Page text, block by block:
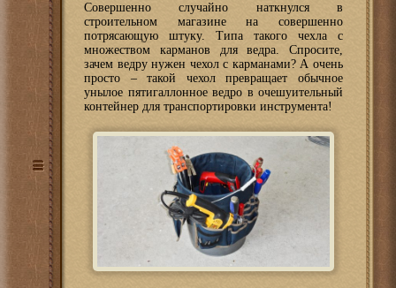
Совершенно случайно наткнулся в
строительном магазине на совершенно
потрясающую штуку. Типа такого чехла с
множеством карманов для ведра. Спросите,
зачем ведру нужен чехол с карманами? А очень
просто – такой чехол превращает обычное
унылое пятигаллонное ведро в очешуительный
контейнер для транспортировки инструмента!